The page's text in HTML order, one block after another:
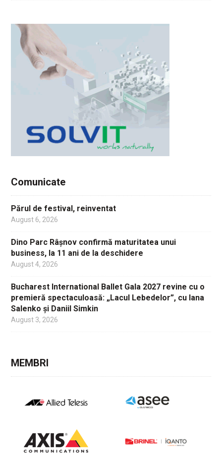
Comunicate
Părul de festival, reinventat
August 6, 2026
Dino Parc Râșnov confirmă maturitatea unui
business, la 11 ani de la deschidere
August 4, 2026
Bucharest International Ballet Gala 2027 revine cu o
premieră spectaculoasă: „Lacul Lebedelor”, cu Iana
Salenko și Daniil Simkin
August 3, 2026
MEMBRI